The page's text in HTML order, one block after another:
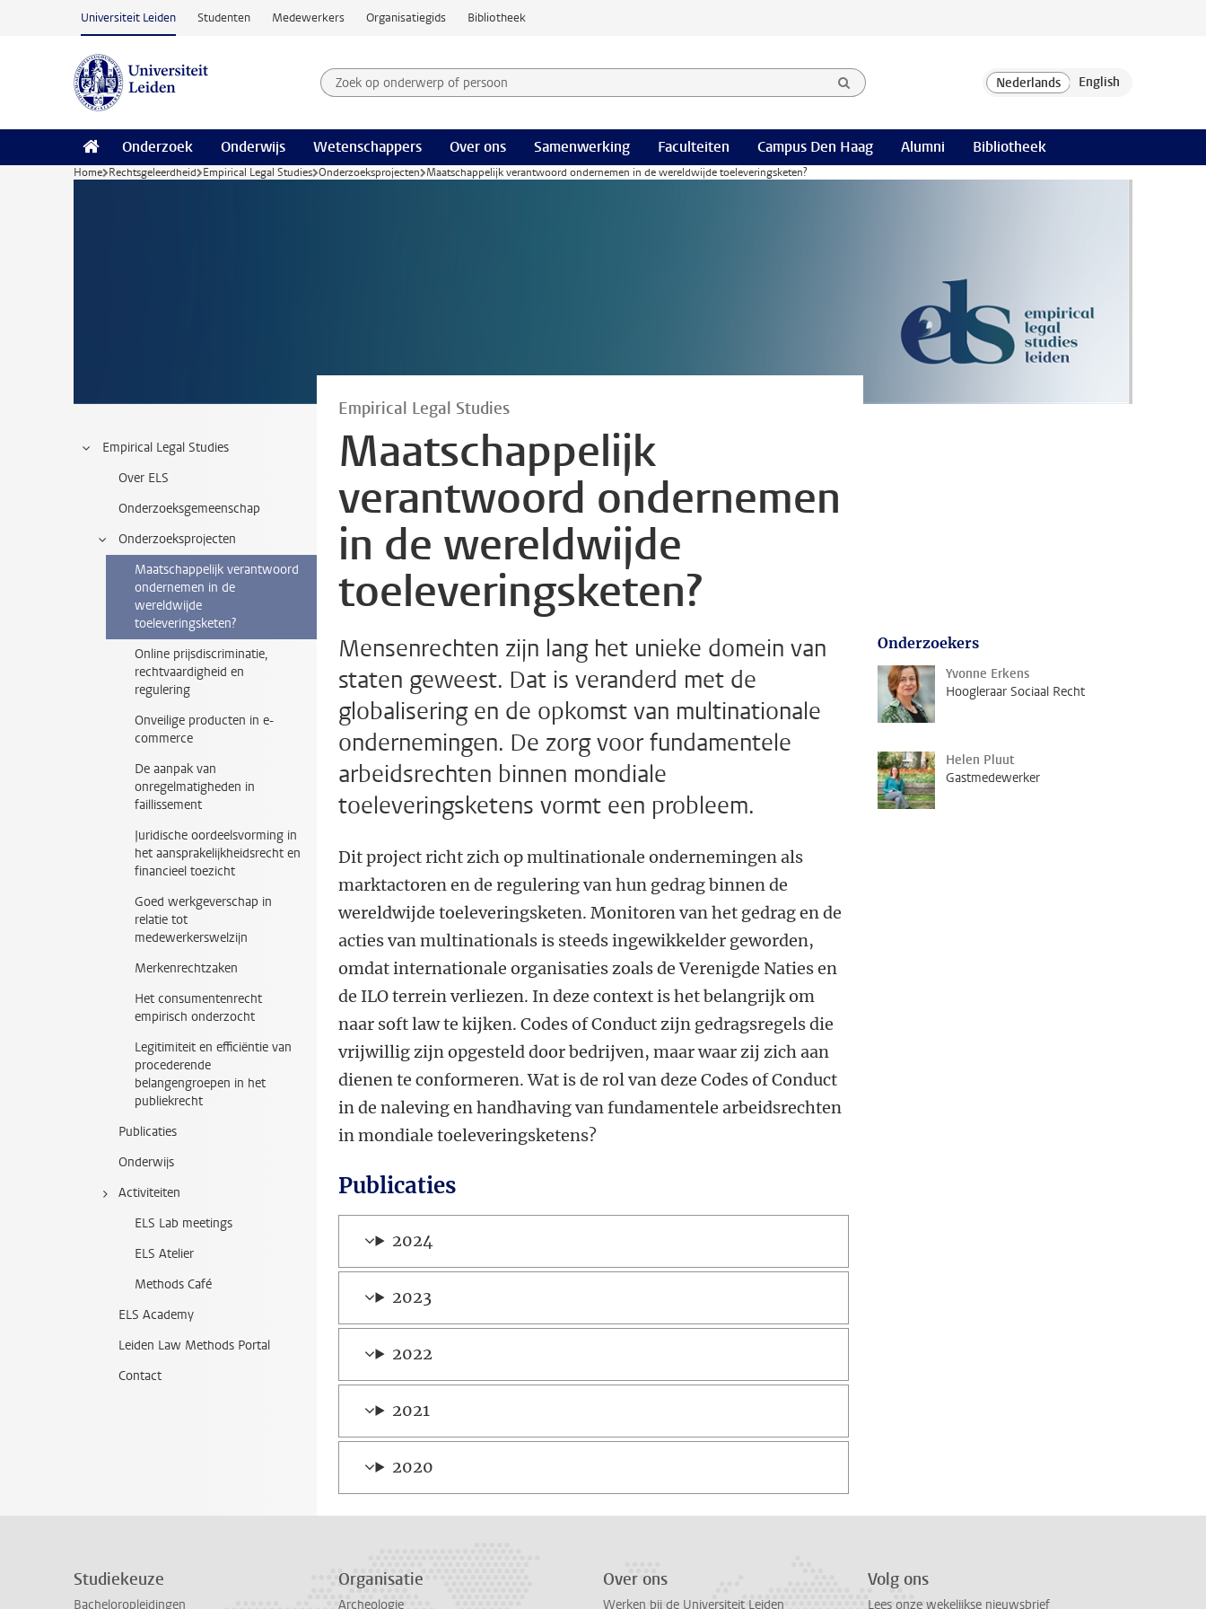
Ga naar hoofdinhoud
Universiteit Leiden Studenten Medewerkers Organisatiegids Bibliotheek
Zoek op onderwerp of persoon en selecteer categorie
Zoekterm
Onderzoek Onderwijs Wetenschappers Over ons Samenwerking Faculteiten Campus Den Haag Alumni Bibliotheek
Home Rechtsgeleerdheid Empirical Legal Studies Onderzoeksprojecten Maatschappelijk verantwoord ondernemen in de wereldwijde toeleveringsketen?
Empirical Legal Studies
Over ELS
Onderzoeksgemeenschap
Onderzoeksprojecten
Maatschappelijk verantwoord
ondernemen in de
wereldwijde
toeleveringsketen?
Online prijsdiscriminatie,
rechtvaardigheid en
regulering
Onveilige producten in e-
commerce
De aanpak van
onregelmatigheden in
faillissement
Juridische oordeelsvorming in
het aansprakelijkheidsrecht en
financieel toezicht
Goed werkgeverschap in
relatie tot
medewerkerswelzijn
Merkenrechtzaken
Het consumentenrecht
empirisch onderzocht
Legitimiteit en efficiëntie van
procederende
belangengroepen in het
publiekrecht
Publicaties
Onderwijs
Activiteiten
ELS Lab meetings
ELS Atelier
Methods Café
ELS Academy
Leiden Law Methods Portal
Contact
Empirical Legal Studies
Maatschappelijk
verantwoord ondernemen
in de wereldwijde
toeleveringsketen?
Mensenrechten zijn lang het unieke domein van
staten geweest. Dat is veranderd met de
globalisering en de opkomst van multinationale
ondernemingen. De zorg voor fundamentele
arbeidsrechten binnen mondiale
toeleveringsketens vormt een probleem.
Dit project richt zich op multinationale ondernemingen als
marktactoren en de regulering van hun gedrag binnen de
wereldwijde toeleveringsketen. Monitoren van het gedrag en de
acties van multinationals is steeds ingewikkelder geworden,
omdat internationale organisaties zoals de Verenigde Naties en
de ILO terrein verliezen. In deze context is het belangrijk om
naar soft law te kijken. Codes of Conduct zijn gedragsregels die
vrijwillig zijn opgesteld door bedrijven, maar waar zij zich aan
dienen te conformeren. Wat is de rol van deze Codes of Conduct
in de naleving en handhaving van fundamentele arbeidsrechten
in mondiale toeleveringsketens?
Publicaties
2024
2023
2022
2021
2020
Onderzoekers
Yvonne Erkens
Hoogleraar Sociaal Recht
Helen Pluut
Gastmedewerker
Studiekeuze
Bacheloropleidingen
Organisatie
Archeologie
Over ons
Werken bij de Universiteit Leiden
Volg ons
Lees onze wekelijkse nieuwsbrief